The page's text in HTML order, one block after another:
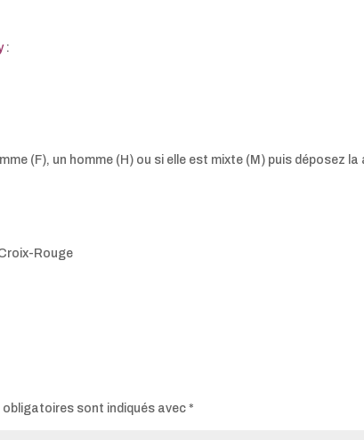
:
(F), un homme (H) ou si elle est mixte (M) puis déposez la
Rouge
obligatoires sont indiqués avec*